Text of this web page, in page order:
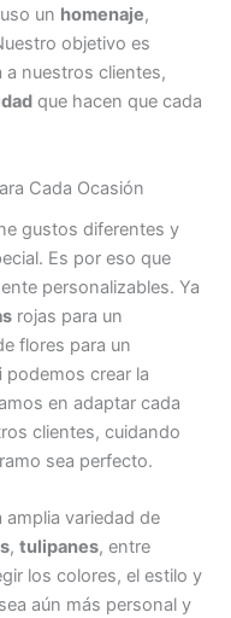
un homenaje,
objetivo es
a nuestros clientes,
que hacen que cada
Cada Ocasión
gustos diferentes y
Es por eso que
personalizables. Ya
rojas para un
flores para un
podemos crear la
en adaptar cada
clientes, cuidando
sea perfecto.
variedad de
, tulipanes, entre
los colores, el estilo y
aún más personal y